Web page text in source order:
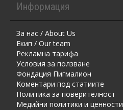
Информация
За нас / About Us
Екип / Our team
Рекламна тарифа
Условия за ползване
Фондация Пигмалион
Kоментaри под статиите
Политика за поверителност
Медийни политики и ценности